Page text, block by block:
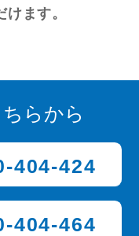
ます。
らから
404-424
404-464